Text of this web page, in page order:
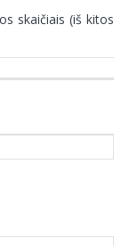
skaičiais (iš kitos